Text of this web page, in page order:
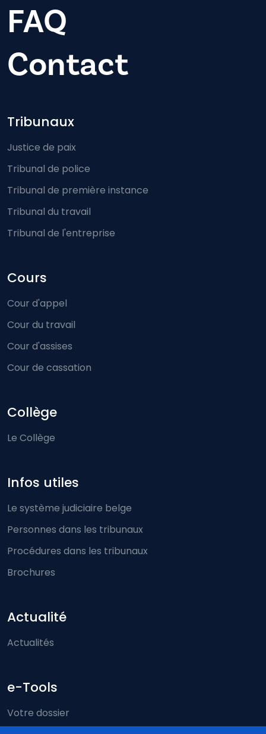
FAQ
Contact
Footer-menu
Tribunaux
Justice de paix
Tribunal de police
Tribunal de première instance
Tribunal du travail
Tribunal de l'entreprise
Cours
Cour d'appel
Cour du travail
Cour d'assises
Cour de cassation
Collège
Le Collège
Infos utiles
Le système judiciaire belge
Personnes dans les tribunaux
Procédures dans les tribunaux
Brochures
Actualité
Actualités
e-Tools
Votre dossier